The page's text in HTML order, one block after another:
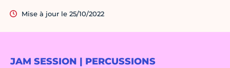
JAM SESSION | PERCUSSIONS
Mise à jour le 25/10/2022